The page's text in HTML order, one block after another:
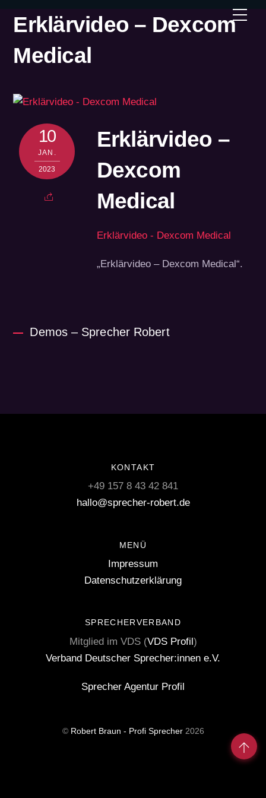
Erklärvideo – Dexcom
Medical
10
JAN.
2023
Erklärvideo –
Dexcom
Medical
Erklärvideo - Dexcom Medical
„Erklärvideo – Dexcom Medical“.
Demos – Sprecher Robert
KONTAKT
+49 157 8 43 42 841
hallo@sprecher-robert.de
MENÜ
Impressum
Datenschutzerklärung
SPRECHERVERBAND
Mitglied im VDS (VDS Profil)
Verband Deutscher Sprecher:innen e.V.
Sprecher Agentur Profil
© Robert Braun - Profi Sprecher2026